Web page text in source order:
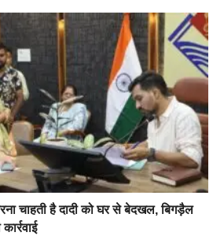
चाहती है दादी को घर से बेदखल, बिगड़ैल